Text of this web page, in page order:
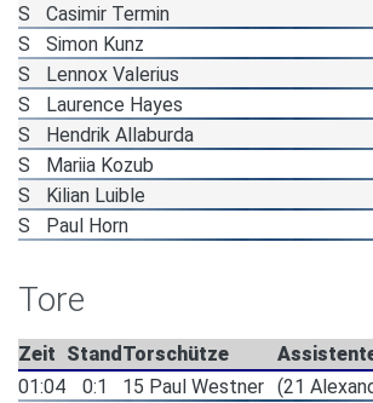
S
Casimir Termin
S
Simon Kunz
S
Lennox Valerius
S
Laurence Hayes
S
Hendrik Allaburda
S
Mariia Kozub
S
Kilian Luible
S
Paul Horn
Tore
Zeit Stand Torschütze
01:04
0:1 15 Paul Westner (21